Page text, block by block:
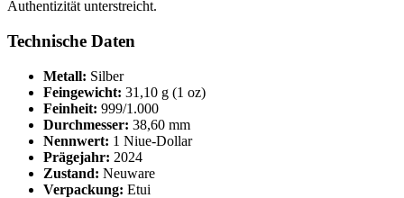
Authentizität unterstreicht.
Technische Daten
Metall: Silber
Feingewicht: 31,10 g (1 oz)
Feinheit: 999/1.000
Durchmesser: 38,60 mm
Nennwert: 1 Niue-Dollar
Prägejahr: 2024
Zustand: Neuware
Verpackung: Etui